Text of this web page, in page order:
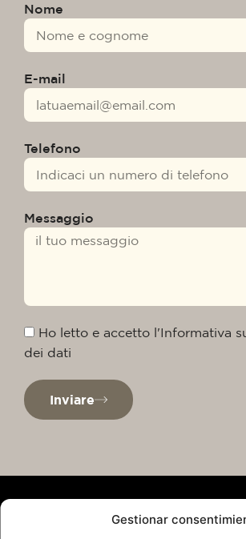
Gestionar
Nome
E-mail
Telefono
Messaggio
Ho letto e accetto l'Informativa
dei dati
Inviare